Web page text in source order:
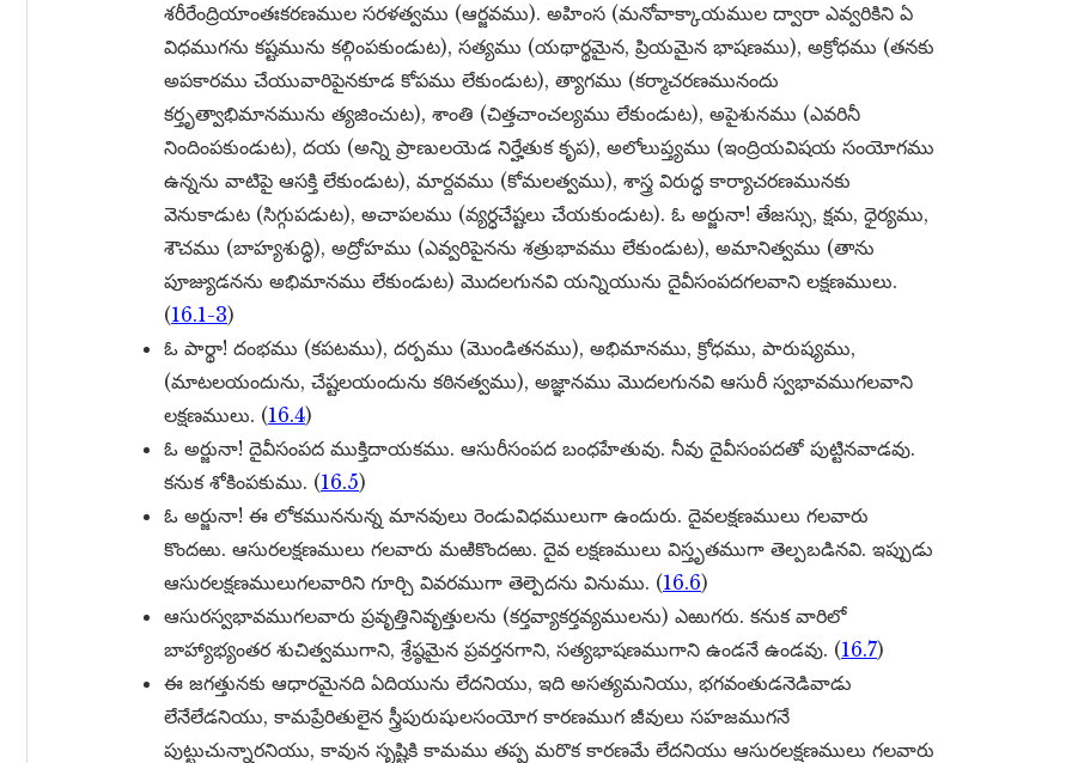
శరీరేంద్రియాంతఃకరణముల సరళత్వము (ఆర్జవము). అహింస (మనోవాక్కాయముల ద్వారా ఎవ్వరికిని ఏ
విధముగను కష్టమును కల్గింపకుండుట), సత్యము (యథార్థమైన, ప్రియమైన భాషణము), అక్రోధము (తనకు
అపకారము చేయువారిపైనకూడ కోపము లేకుండుట), త్యాగము (కర్మాచరణమునందు
కర్తృత్వాభిమానమును త్యజించుట), శాంతి (చిత్తచాంచల్యము లేకుండుట), అపైశునము (ఎవరినీ
నిందింపకుండుట), దయ (అన్ని ప్రాణులయెడ నిర్హేతుక కృప), అలోలుప్త్యము (ఇంద్రియవిషయ సంయోగము
ఉన్నను వాటిపై ఆసక్తి లేకుండుట), మార్దవము (కోమలత్వము), శాస్త్ర విరుద్ధ కార్యాచరణమునకు
వెనుకాడుట (సిగ్గుపడుట), అచాపలము (వ్యర్ధచేష్టలు చేయకుండుట). ఓ అర్జునా! తేజస్సు, క్షమ, ధైర్యము,
శౌచము (బాహ్యశుద్ధి), అద్రోహము (ఎవ్వరిపైనను శత్రుభావము లేకుండుట), అమానిత్వము (తాను
పూజ్యుడనను అభిమానము లేకుండుట) మొదలగునవి యన్నియును దైవీసంపదగలవాని లక్షణములు.
(16.1-3)
ఓ పార్థా! దంభము (కపటము), దర్పము (మొండితనము), అభిమానము, క్రోధము, పారుష్యము,
(మాటలయందును, చేష్టలయందును కఠినత్వము), అజ్ఞానము మొదలగునవి ఆసురీ స్వభావముగలవాని
లక్షణములు. (16.4)
ఓ అర్జునా! దైవీసంపద ముక్తిదాయకము. ఆసురీసంపద బంధహేతువు. నీవు దైవీసంపదతో పుట్టినవాడవు.
కనుక శోకింపకుము. (16.5)
ఓ అర్జునా! ఈ లోకముననున్న మానవులు రెండువిధములుగా ఉందురు. దైవలక్షణములు గలవారు
కొందఱు. ఆసురలక్షణములు గలవారు మఱికొందఱు. దైవ లక్షణములు విస్తృతముగా తెల్పబడినవి. ఇప్పుడు
ఆసురలక్షణములుగలవారిని గూర్చి వివరముగా తెల్పెదను వినుము. (16.6)
ఆసురస్వభావముగలవారు ప్రవృత్తినివృత్తులను (కర్తవ్యాకర్తవ్యములను) ఎఱుగరు. కనుక వారిలో
బాహ్యాభ్యంతర శుచిత్వముగాని, శ్రేష్ఠమైన ప్రవర్తనగాని, సత్యభాషణముగాని ఉండనే ఉండవు. (16.7)
ఈ జగత్తునకు ఆధారమైనది ఏదియును లేదనియు, ఇది అసత్యమనియు, భగవంతుడనెడివాడు
లేనేలేడనియు, కామప్రేరితులైన స్త్రీపురుషులసంయోగ కారణముగ జీవులు సహజముగనే
పుట్టుచున్నారనియు, కావున సృష్టికి కామము తప్ప మరొక కారణమే లేదనియు ఆసురలక్షణములు గలవారు